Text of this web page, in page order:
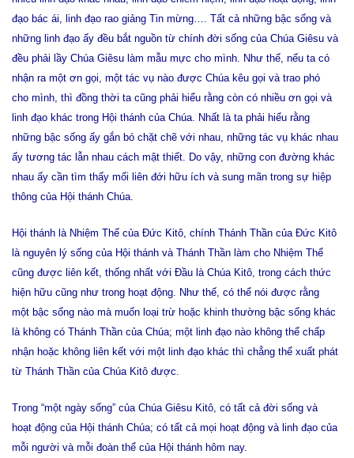
đạo bác ái, linh đạo rao giảng Tin mừng…. Tất cả những bậc sống và
những linh đạo ấy đều bắt nguồn từ chính đời sống của Chúa Giêsu và
đều phải lầy Chúa Giêsu làm mẫu mực cho mình. Như thế, nếu ta có
nhận ra một ơn gọi, một tác vụ nào được Chúa kêu gọi và trao phó
cho mình, thì đồng thời ta cũng phải hiểu rằng còn có nhiều ơn gọi và
linh đạo khác trong Hội thánh của Chúa. Nhất là ta phải hiểu rằng
những bậc sống ấy gắn bó chặt chẽ với nhau, những tác vụ khác nhau
ấy tương tác lẫn nhau cách mật thiết. Do vậy, những con đường khác
nhau ấy cần tìm thấy mối liên đới hữu ích và sung mãn trong sự hiệp
thông của Hội thánh Chúa.
Hội thánh là Nhiệm Thể của Ðức Kitô, chính Thánh Thần của Ðức Kitô
là nguyên lý sống của Hội thánh và Thánh Thần làm cho Nhiệm Thể
cũng được liên kết, thống nhất với Ðầu là Chúa Kitô, trong cách thức
hiện hữu cũng như trong hoạt động. Như thế, có thể nói được rằng
một bậc sống nào mà muốn loại trừ hoặc khinh thường bậc sống khác
là không có Thánh Thần của Chúa; một linh đạo nào không thể chấp
nhận hoặc không liên kết với một linh đạo khác thì chẳng thể xuất phát
từ Thánh Thần của Chúa Kitô được.
Trong “một ngày sống” của Chúa Giêsu Kitô, có tất cả đời sống và
hoạt động của Hội thánh Chúa; có tất cả mọi hoạt động và linh đạo của
mỗi người và mỗi đoàn thể của Hội thánh hôm nay.